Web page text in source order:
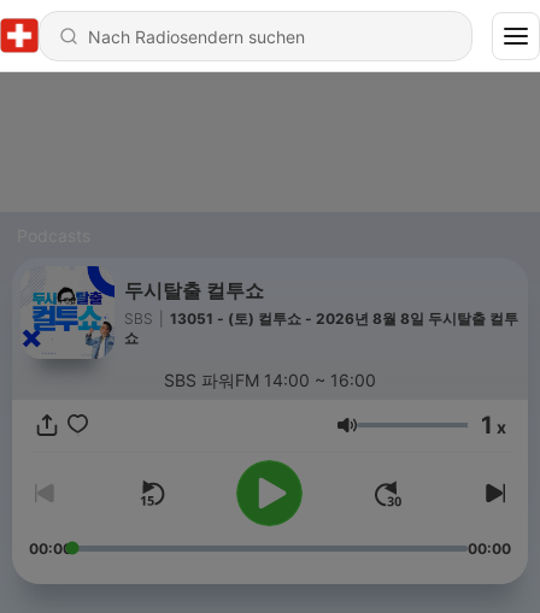
두시탈출 컬투쇼
SBS
13051 - (토) 컬투쇼 - 2026년 8월 8일 두시탈출 컬투
쇼
SBS 파워FM 14:00 ~ 16:00
Lautstärke 1 x
00:00 00:00